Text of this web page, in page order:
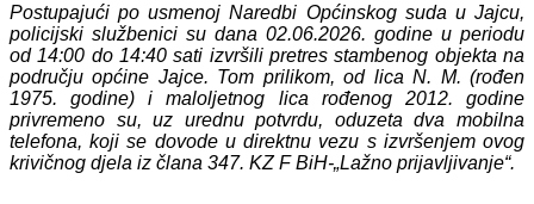
Postupajući po usmenoj Naredbi Općinskog suda u Jajcu,
policijski službenici su dana 02.06.2026. godine u periodu
od 14:00 do 14:40 sati izvršili pretres stambenog objekta na
području općine Jajce. Tom prilikom, od lica N. M. (rođen
1975. godine) i maloljetnog lica rođenog 2012. godine
privremeno su, uz urednu potvrdu, oduzeta dva mobilna
telefona, koji se dovode u direktnu vezu s izvršenjem ovog
krivičnog djela iz člana 347. KZ F BiH-„Lažno prijavljivanje“.